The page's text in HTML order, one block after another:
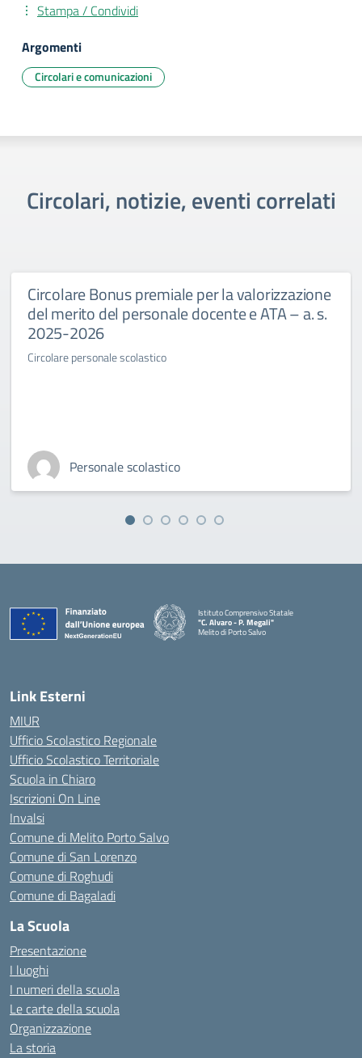
Stampa / Condividi
Argomenti
Circolari e comunicazioni
Circolari, notizie, eventi correlati
Circolare Bonus premiale per la valorizzazione
del merito del personale docente e ATA – a. s.
2025-2026
Circolare personale scolastico
Personale scolastico
Istituto Comprensivo Statale
"C. Alvaro - P. Megali"
Melito di Porto Salvo
Link Esterni
MIUR
Ufficio Scolastico Regionale
Ufficio Scolastico Territoriale
Scuola in Chiaro
Iscrizioni On Line
Invalsi
Comune di Melito Porto Salvo
Comune di San Lorenzo
Comune di Roghudi
Comune di Bagaladi
La Scuola
Presentazione
I luoghi
I numeri della scuola
Le carte della scuola
Organizzazione
La storia